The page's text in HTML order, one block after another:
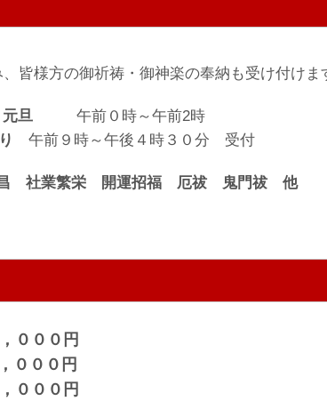
皆様方の御祈祷・御神楽の奉納も受け付けま
元旦 午前０時～午前2時
午前９時～午後４時３０分 受付
社業繁栄 開運招福 厄祓 鬼門祓 他
０００円
０００円
０００円